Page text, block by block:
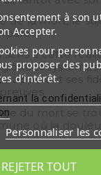
de la mort, le
sens à cette
et systèmes
appelant ses
du mort se
à son
Accepter.
pour
proposer des
d'intérêt.
la
Personnaliser les
REJETER TOUT